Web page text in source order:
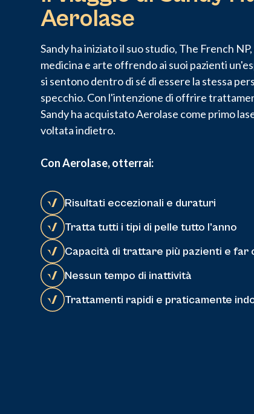
Aerolase
Sandy ha iniziato il suo studio, The French
medicina e arte offrendo ai suoi pazienti
si sentono dentro di sé di essere la stessa
specchio. Con l'intenzione di offrire
Sandy ha acquistato Aerolase come primo
voltata indietro.
Con Aerolase, otterrai:
Risultati eccezionali e duraturi
Tratta tutti i tipi di pelle tutto l'anno
Capacità di trattare più pazienti e
Nessun tempo di inattività
Trattamenti rapidi e praticamente